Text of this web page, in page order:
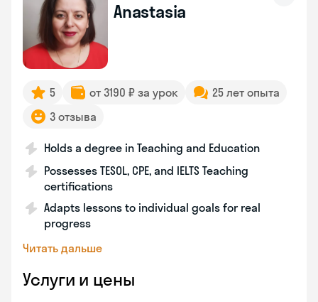
Anastasia
5 от 3190 ₽ за урок
25 лет опыта
3 отзыва
Holds a degree in Teaching and Education
Possesses TESOL, CPE, and IELTS Teaching
certifications
Adapts lessons to individual goals for real
progress
Читать дальше
Услуги и цены